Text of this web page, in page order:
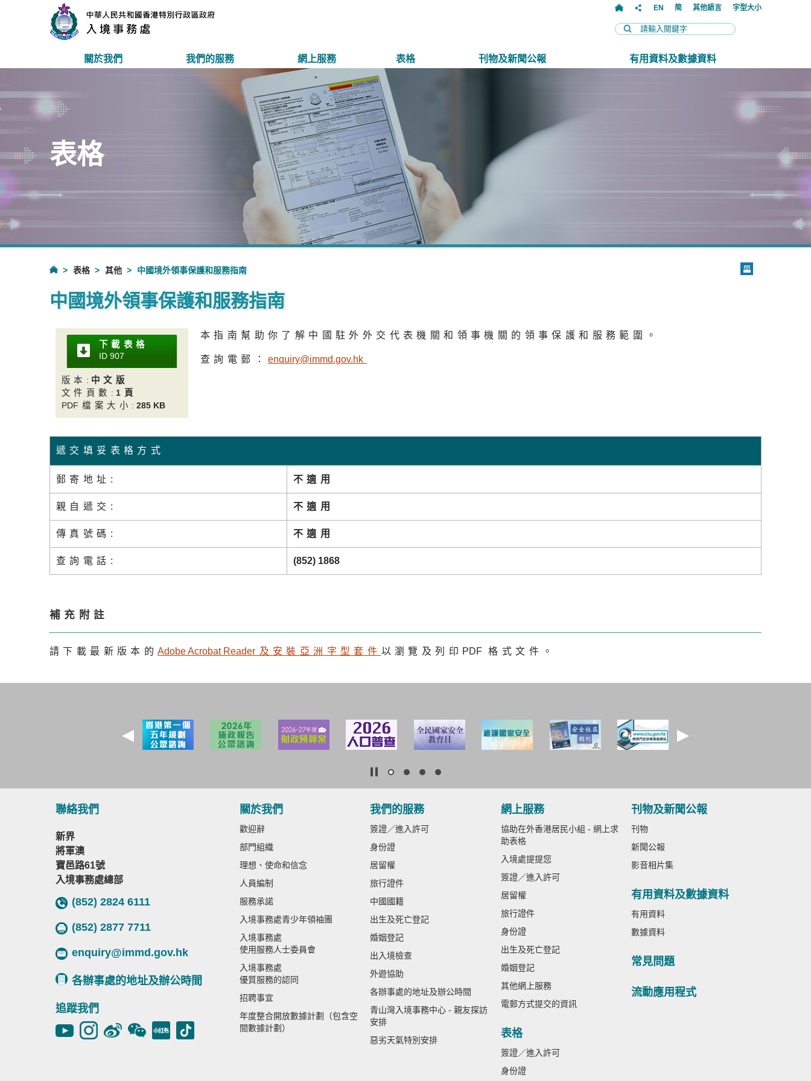
EN 简 其他語言 字型大小
關於我們 我們的服務 網上服務 表格 刊物及新聞公報 有用資料及數據資料
表格
表格 其他 中國境外領事保護和服務指南
中國境外領事保護和服務指南
下載表格
ID 907
版本 : 中文版
文件頁數 : 1頁
PDF檔案大小 : 285 KB
本指南幫助你了解中國駐外外交代表機關和領事機關的領事保護和服務範圍。
查詢電郵： enquiry@immd.gov.hk
遞交填妥表格方式
郵寄地址: 不適用
親自遞交: 不適用
傳真號碼: 不適用
查詢電話: (852) 1868
補充附註
請下載最新版本的Adobe Acrobat Reader及安裝亞洲字型套件 以瀏覽及列印 PDF 格式文件。
聯絡我們
新界
將軍澳
寶邑路61號
入境事務處總部
(852) 2824 6111
(852) 2877 7711
enquiry@immd.gov.hk
各辦事處的地址及辦公時間
追蹤我們
關於我們
歡迎辭
部門組織
理想、使命和信念
人員編制
服務承諾
入境事務處青少年領袖團
入境事務處
使用服務人士委員會
入境事務處
優質服務的認同
招聘事宜
年度整合開放數據計劃（包含空
間數據計劃）
我們的服務
簽證／進入許可
身份證
居留權
旅行證件
中國國籍
出生及死亡登記
婚姻登記
出入境檢查
外遊協助
各辦事處的地址及辦公時間
青山灣入境事務中心 - 親友探訪
安排
惡劣天氣特別安排
網上服務
協助在外香港居民小組 - 網上求
助表格
入境處提提您
簽證／進入許可
居留權
旅行證件
身份證
出生及死亡登記
婚姻登記
其他網上服務
電郵方式提交的資訊
表格
簽證／進入許可
身份證
刊物及新聞公報
刊物
新聞公報
影音相片集
有用資料及數據資料
有用資料
數據資料
常見問題
流動應用程式